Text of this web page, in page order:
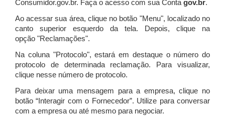
Consumidor.gov.br. Faça o acesso com sua Contagov.br.
Ao acessar sua área, clique no botão "Menu", localizado no
canto superior esquerdo da tela. Depois, clique na
opção "Reclamações".
Na coluna "Protocolo", estará em destaque o número do
protocolo de determinada reclamação. Para visualizar,
clique nesse número de protocolo.
Para deixar uma mensagem para a empresa, clique no
botão “Interagir com o Fornecedor”. Utilize para conversar
com a empresa ou até mesmo para negociar.